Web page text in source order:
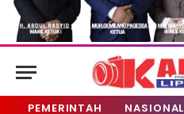
PEMERINTAH NASIONAL